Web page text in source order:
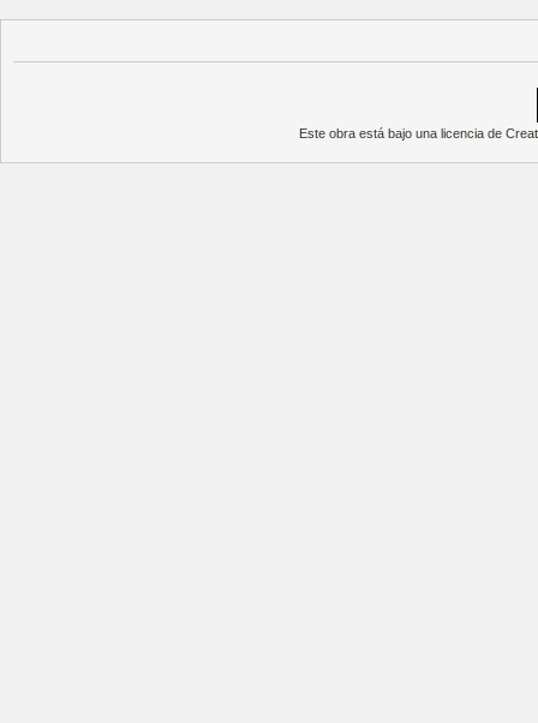
Este obra está bajo unalicencia de